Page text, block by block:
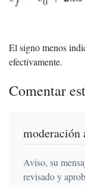
El signo menos
efectivamente.
Comentar
moderación
Aviso, su
revisado y